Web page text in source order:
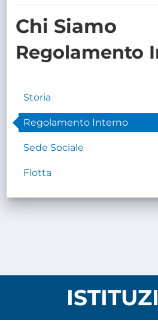
Chi Siamo
Regolamento
Storia
Regolamento Interno
Sede Sociale
Flotta